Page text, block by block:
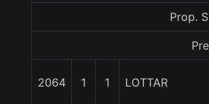
Prop.
2064 1 1 LOTTAR